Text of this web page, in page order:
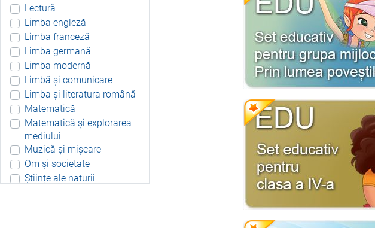
Lectură
Limba engleză
Limba franceză
Limba germană
Limba modernă
Limbă și comunicare
Limba și literatura română
Matematică
Matematică și explorarea
mediului
Muzică și mișcare
Om și societate
Științe ale naturii